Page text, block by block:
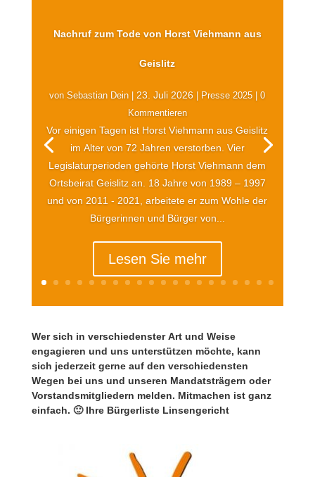
Nachruf zum Tode von Horst Viehmann aus
Geislitz
vonSebastian Dein |23. Juli 2026 Presse 2025 | 0
Kommentieren
Vor einigen Tagen ist Horst Viehmann aus Geislitz
im Alter von 72 Jahren verstorben. Vier
Legislaturperioden gehörte Horst Viehmann dem
Ortsbeirat Geislitz an. 18 Jahre von 1989 – 1997
und von 2011 - 2021, arbeitete er zum Wohle der
Bürgerinnen und Bürger von...
Lesen Sie mehr
Wer sich in verschiedenster Art und Weise
engagieren und uns unterstützen möchte, kann
sich jederzeit gerne auf den verschiedensten
Wegen bei uns und unseren Mandatsträgern oder
Vorstandsmitgliedern melden. Mitmachen ist ganz
einfach. 🙂 Ihre Bürgerliste Linsengericht